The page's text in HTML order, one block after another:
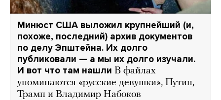
Минюст США выложил крупнейший (и,
похоже, последний) архив документов
по делу Эпштейна. Их долго
публиковали — а мы их долго изучали.
И вот что там нашли В файлах
упоминаются «русские девушки», Путин,
Трамп и Владимир Набоков